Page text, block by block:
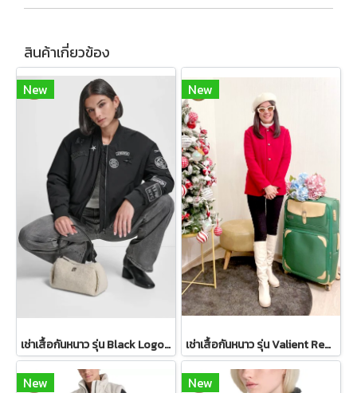
สินค้าเกี่ยวข้อง
New
เช่าเสื้อกันหนาว รุ่น Black Logo Patch Bomber Jacket WINTERCLOTHFA0298
New
เช่าเสื้อกันหนาว รุ่น Valient Red PeaCoat 2110GCL1689FARE1
New New